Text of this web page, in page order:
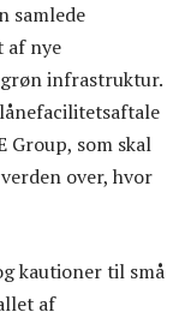
samlede
af nye
infrastruktur.
Group, som skal
over, hvor
kautioner til små
af